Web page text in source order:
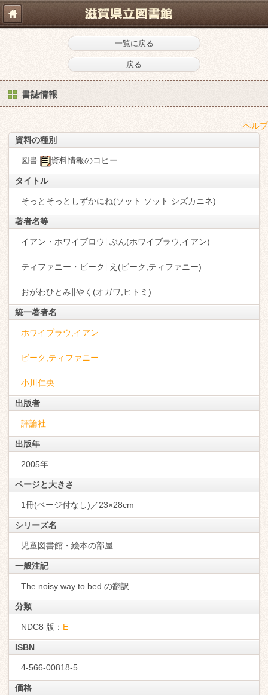
一覧に戻る
戻る
書誌情報
ヘルプ
資料の種別
図書 資料情報のコピー
タイトル
そっとそっとしずかにね(ソット ソット シズカニネ)
著者名等
イアン・ホワイブロウ∥ぶん(ホワイブラウ,イアン)
ティファニー・ビーク∥え(ビーク,ティファニー)
おがわひとみ∥やく(オガワ,ヒトミ)
統一著者名
ホワイブラウ,イアン
ビーク,ティファニー
小川仁央
出版者
評論社
出版年
2005年
ページと大きさ
1冊(ページ付なし)／23×28cm
シリーズ名
児童図書館・絵本の部屋
一般注記
The noisy way to bed.の翻訳
分類
NDC8 版： E
ISBN
4-566-00818-5
価格